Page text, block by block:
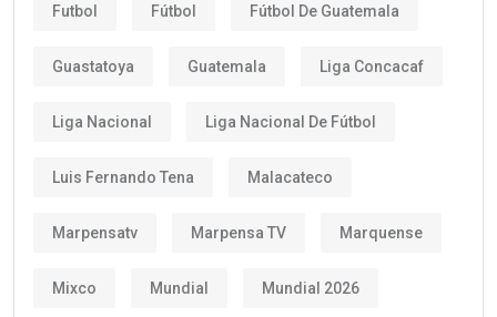
Futbol Fútbol Fútbol De Guatemala
Guastatoya Guatemala Liga Concacaf
Liga Nacional Liga Nacional De Fútbol
Luis Fernando Tena Malacateco
Marpensatv Marpensa TV Marquense
Mixco Mundial Mundial 2026